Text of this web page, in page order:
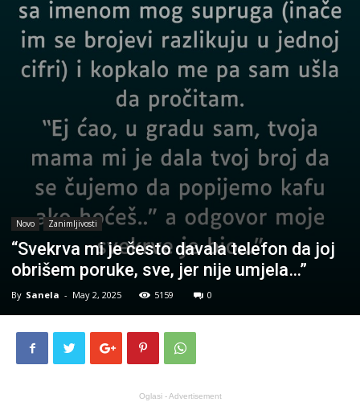
Novo Zanimljivosti
“Svekrva mi je često davala telefon da joj
obrišem poruke, sve, jer nije umjela…”
By Sanela - May 2, 2025 5159 0
Oglasi - Advertisement